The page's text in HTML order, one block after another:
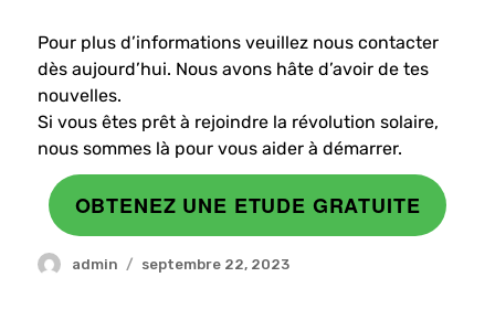
Pour plus d’informations veuillez nous contacter
dès aujourd’hui. Nous avons hâte d’avoir de tes
nouvelles.
Si vous êtes prêt à rejoindre la révolution solaire,
nous sommes là pour vous aider à démarrer.
OBTENEZ UNE ETUDE GRATUITE
admin septembre 22, 2023